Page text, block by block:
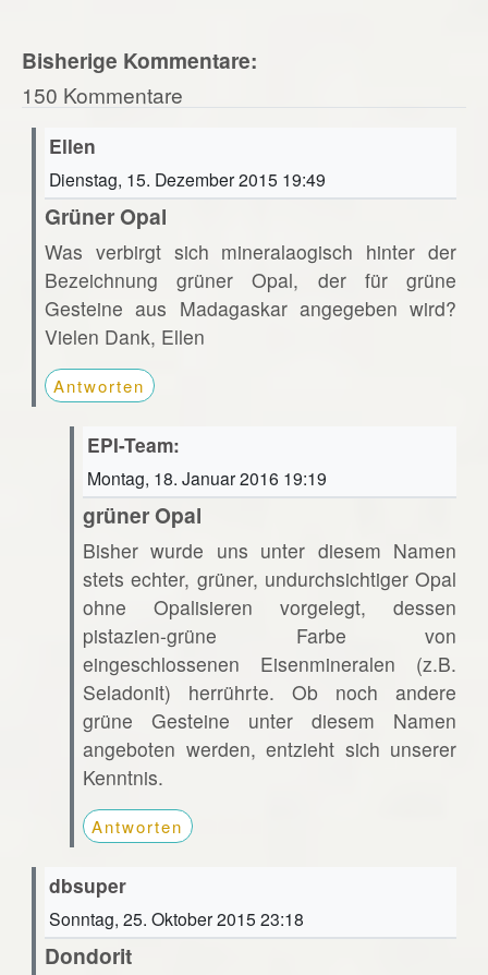
Bisherige Kommentare:
150 Kommentare
Ellen
Dienstag, 15. Dezember 2015 19:49
Grüner Opal
Was verbirgt sich mineralaogisch hinter der
Bezeichnung grüner Opal, der für grüne
Gesteine aus Madagaskar angegeben wird?
Vielen Dank, Ellen
Antworten
EPI-Team:
Montag, 18. Januar 2016 19:19
grüner Opal
Bisher wurde uns unter diesem Namen
stets echter, grüner, undurchsichtiger Opal
ohne Opalisieren vorgelegt, dessen
pistazien-grüne Farbe von
eingeschlossenen Eisenmineralen (z.B.
Seladonit) herrührte. Ob noch andere
grüne Gesteine unter diesem Namen
angeboten werden, entzieht sich unserer
Kenntnis.
Antworten
dbsuper
Sonntag, 25. Oktober 2015 23:18
Dondorit